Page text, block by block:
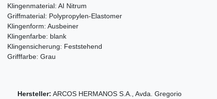
Klingenmaterial: AI Nitrum
Griffmaterial: Polypropylen-Elastomer
Klingenform: Ausbeiner
Klingenfarbe: blank
Klingensicherung: Feststehend
Grifffarbe: Grau
Hersteller: ARCOS HERMANOS S.A.
Avda. Gregorio